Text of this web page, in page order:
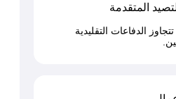
المتقدمة
الدفاعات التقليدية